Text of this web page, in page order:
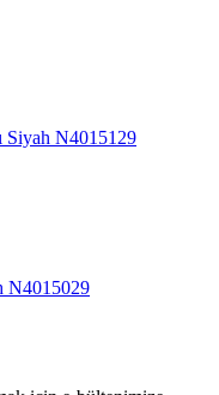
Siyah N4015129
N4015029